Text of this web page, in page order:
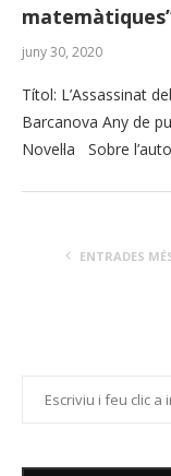
juny 30, 2020
Títol: L’Assassinat
Barcanova Any de
Novel·la Sobre
ENTRADES